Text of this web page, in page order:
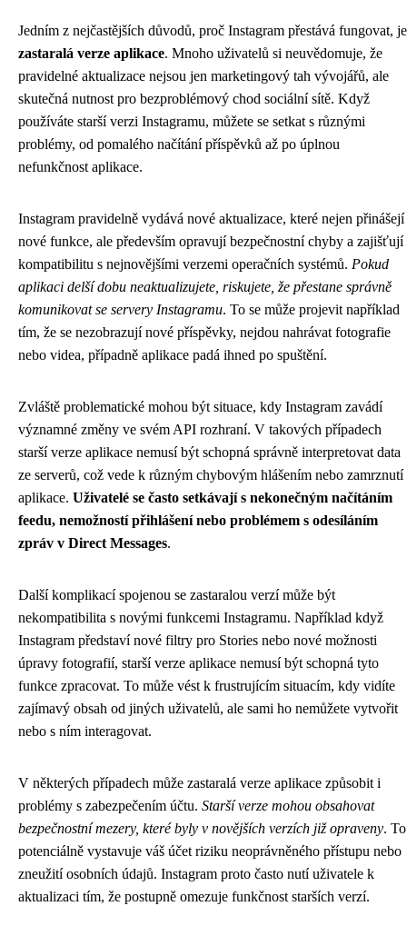
Jedním z nejčastějších důvodů, proč Instagram přestává fungovat, je
zastaralá verze aplikace. Mnoho uživatelů si neuvědomuje, že
pravidelné aktualizace nejsou jen marketingový tah vývojářů, ale
skutečná nutnost pro bezproblémový chod sociální sítě. Když
používáte starší verzi Instagramu, můžete se setkat s různými
problémy, od pomalého načítání příspěvků až po úplnou
nefunkčnost aplikace.
Instagram pravidelně vydává nové aktualizace, které nejen přinášejí
nové funkce, ale především opravují bezpečnostní chyby a zajišťují
kompatibilitu s nejnovějšími verzemi operačních systémů. Pokud
aplikaci delší dobu neaktualizujete, riskujete, že přestane správně
komunikovat se servery Instagramu. To se může projevit například
tím, že se nezobrazují nové příspěvky, nejdou nahrávat fotografie
nebo videa, případně aplikace padá ihned po spuštění.
Zvláště problematické mohou být situace, kdy Instagram zavádí
významné změny ve svém API rozhraní. V takových případech
starší verze aplikace nemusí být schopná správně interpretovat data
ze serverů, což vede k různým chybovým hlášením nebo zamrznutí
aplikace. Uživatelé se často setkávají s nekonečným načítáním
feedu, nemožností přihlášení nebo problémem s odesíláním
zpráv v Direct Messages.
Další komplikací spojenou se zastaralou verzí může být
nekompatibilita s novými funkcemi Instagramu. Například když
Instagram představí nové filtry pro Stories nebo nové možnosti
úpravy fotografií, starší verze aplikace nemusí být schopná tyto
funkce zpracovat. To může vést k frustrujícím situacím, kdy vidíte
zajímavý obsah od jiných uživatelů, ale sami ho nemůžete vytvořit
nebo s ním interagovat.
V některých případech může zastaralá verze aplikace způsobit i
problémy s zabezpečením účtu. Starší verze mohou obsahovat
bezpečnostní mezery, které byly v novějších verzích již opraveny. To
potenciálně vystavuje váš účet riziku neoprávněného přístupu nebo
zneužití osobních údajů. Instagram proto často nutí uživatele k
aktualizaci tím, že postupně omezuje funkčnost starších verzí.